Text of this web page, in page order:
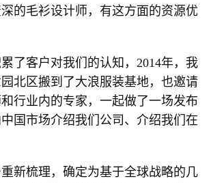
的毛衫设计师，有这方面的资源优
客户对我们的认知，2014年，我
北区搬到了大浪服装基地，也邀请
行业内的专家，一起做了一场发布
国市场介绍我们公司、介绍我们在
梳理，确定为基于全球战略的几